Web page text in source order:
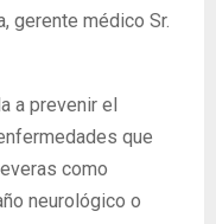
gerente médico Sr.
a prevenir el
que
como
neurológico o